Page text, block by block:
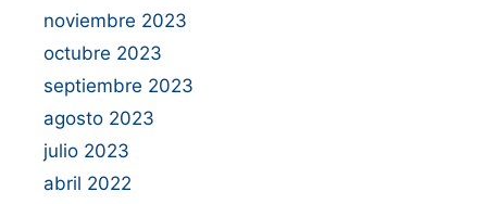
noviembre 2023
octubre 2023
septiembre 2023
agosto 2023
julio 2023
abril 2022